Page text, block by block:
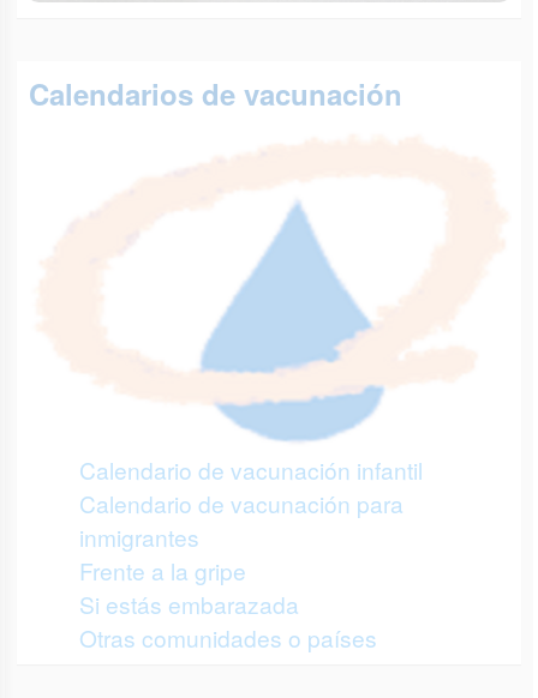
Calendarios de vacunación
Calendario de vacunación infantil
Calendario de vacunación para
inmigrantes
Frente a la gripe
Si estás embarazada
Otras comunidades o países